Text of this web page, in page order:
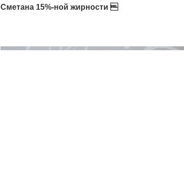
Сметана 15%-ной жирности 